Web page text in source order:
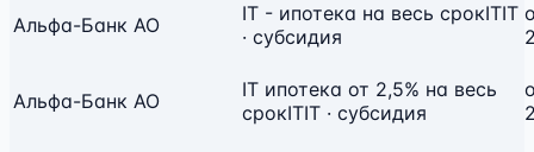
Альфа-Банк АО IT - ипотека на весь срокITIT
· субсидия
Альфа-Банк АО
IT ипотека от 2,5% на весь
срокITIT · субсидия